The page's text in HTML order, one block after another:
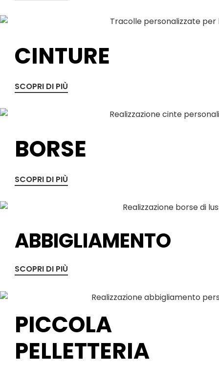
CINTURE
SCOPRI DI PIÙ
BORSE
SCOPRI DI PIÙ
ABBIGLIAMENTO
SCOPRI DI PIÙ
PICCOLA
PELLETTERIA